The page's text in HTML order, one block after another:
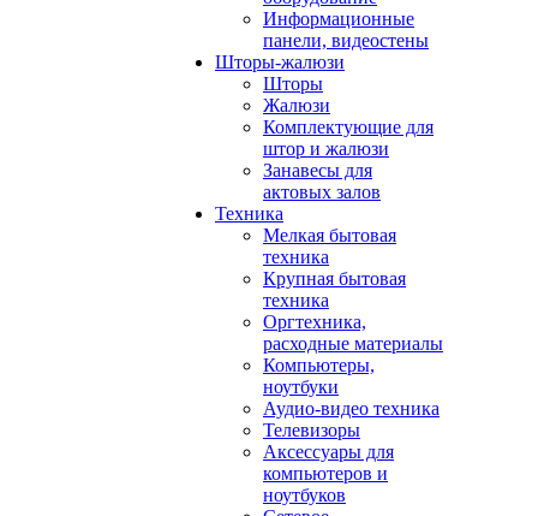
Информационные
панели, видеостены
Шторы-жалюзи
Шторы
Жалюзи
Комплектующие для
штор и жалюзи
Занавесы для
актовых залов
Техника
Мелкая бытовая
техника
Крупная бытовая
техника
Оргтехника,
расходные материалы
Компьютеры,
ноутбуки
Аудио-видео техника
Телевизоры
Аксессуары для
компьютеров и
ноутбуков